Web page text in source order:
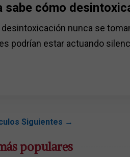
sabe cómo
nunca se
podrían estar actuando
Siguientes →
populares